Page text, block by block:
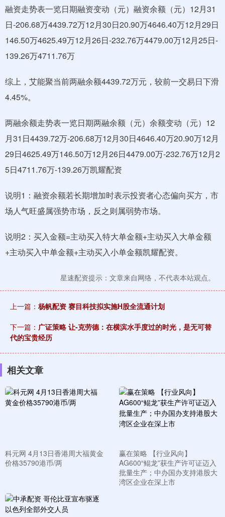
融资走势表一览日期融资变动（元）融资余额（元）12月31
日-206.68万4439.72万12月30日20.90万4646.40万12月29日
146.50万4625.49万12月26日-232.76万4479.00万12月25日-
139.26万4711.76万
综上，艾能聚当前两融余额4439.72万元，较前一交易日下滑
4.45%。
两融余额走势表一览日期两融余额（元）余额变动（元）12
月31日4439.72万-206.68万12月30日4646.40万20.90万12月
29日4625.49万146.50万12月26日4479.00万-232.76万12月2
5日4711.76万-139.26万凯耀配资
说明1：融资余额若长期增加时表示投资者心态偏向买方，市
场人气旺盛属强势市场，反之则属弱势市场。
说明2：买入金额=主动买入特大单金额+主动买入大单金额
+主动买入中单金额+主动买入小单金额凯耀配资。
星速配资提示：文章来自网络，不代表本站观点。
上一篇： 杨帆配资 赛目科技拟实施H股全流通计划
下一篇： 广证策略 让-克劳德：在横滨水手度过的时光，是无可替
代的宝贵经历
相关文章
科元网 4月13日香港周大福黄金
价格35790港币/两
赢在策略 【行业风向】
AG600“鲲龙”获生产许可证迈入
批量生产；中办国办支持港股大
湾区企业在深上市